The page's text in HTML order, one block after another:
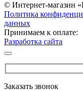
© Интернет-магазин
Политика
данных
Принимаем к оплате:
Разработка сайта
Заказать звонок